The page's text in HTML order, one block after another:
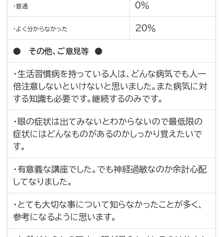
・普通 0％
・よく分からなかった 20％
● その他、ご意見等 ●
・生活習慣病を持っている人は、どんな病気でも人一
倍注意しないといけないと思いました。また病気に対
する知識も必要です。継続するのみです。
・眼の症状は出てみないとわからないので最低限の
症状にはどんなものがあるのかしっかり覚えたいで
す。
・有意義な講座でした。でも神経過敏なのか余計心配
してなりました。
・とても大切な事について知らなかったことが多く、
参考になるように思います。